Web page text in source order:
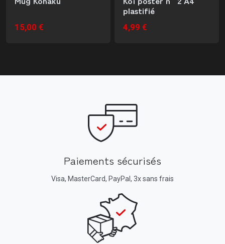
15,00 €
plastifié
4,99 €
Paiements sécurisés
Visa, MasterCard, PayPal, 3x sans frais